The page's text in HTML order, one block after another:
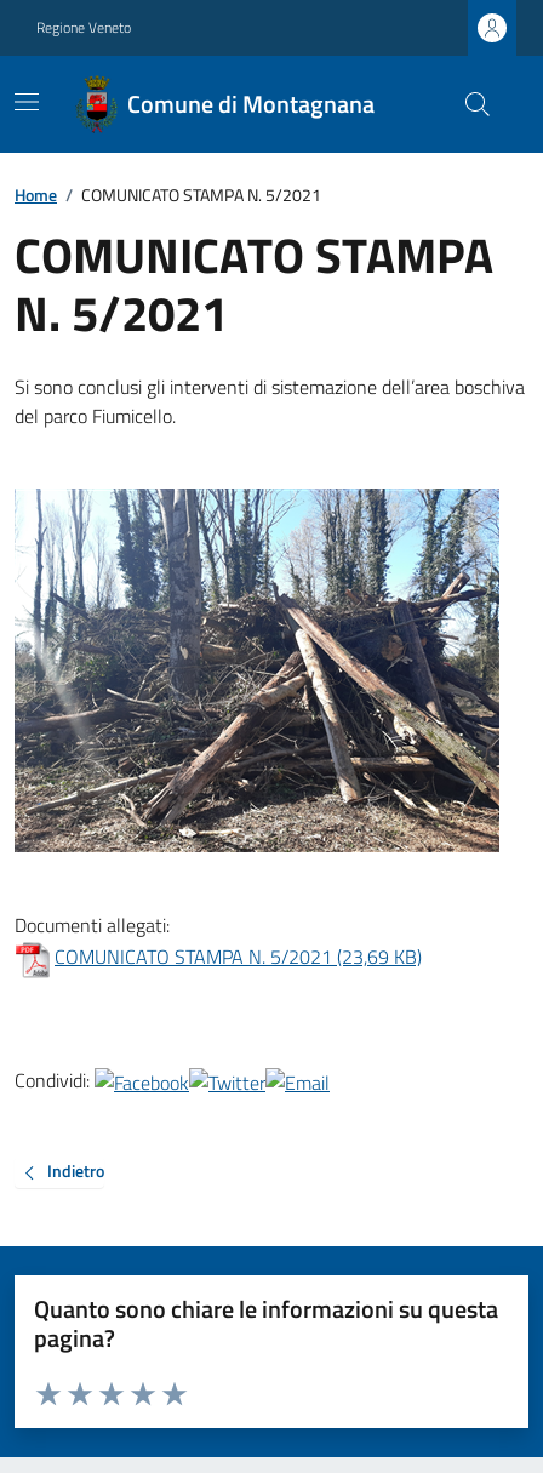
Regione Veneto
Comune di Montagnana
Home / COMUNICATO STAMPA N. 5/2021
COMUNICATO STAMPA
N. 5/2021
Si sono conclusi gli interventi di sistemazione dell’area boschiva
del parco Fiumicello.
Documenti allegati:
COMUNICATO STAMPA N. 5/2021 (23,69 KB)
Condividi:
Indietro
Quanto sono chiare le informazioni su questa
pagina?
Valuta da 1 a 5 stelle la pagina
Valuta 5 stelle su 5
Valuta 4 stelle su 5
Valuta 3 stelle su 5
Valuta 2 stelle su 5
Valuta 1 stelle su 5